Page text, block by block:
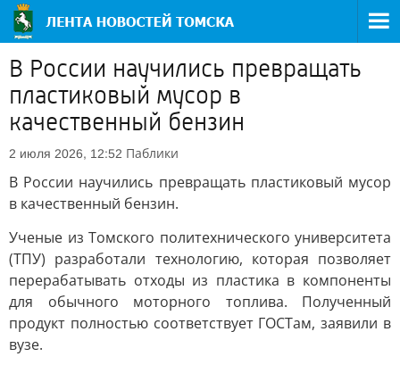
В России научились превращать
пластиковый мусор в
качественный бензин
2 июля 2026, 12:52 Паблики
В России научились превращать пластиковый мусор
в качественный бензин.
Ученые из Томского политехнического университета
(ТПУ) разработали технологию, которая позволяет
перерабатывать отходы из пластика в компоненты
для обычного моторного топлива. Полученный
продукт полностью соответствует ГОСТам, заявили в
вузе.